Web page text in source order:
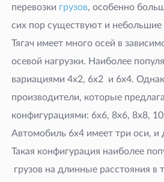
перевозки грузов, особенно
сих пор существуют и небольшие
Тягач имеет много осей в
осевой нагрузки. Наиболее
вариациями 4х2, 6х2 и 6х4.
производители, которые
конфигурациями: 6х6, 8х6, 8х8,
Автомобиль 6х4 имеет три оси, и
Такая конфигурация наиболее
грузов на длинные расстояния в